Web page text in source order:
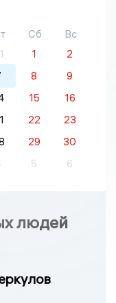
Сб
Вс
1
2
8
9
15
16
22
23
29
30
5 6
людей